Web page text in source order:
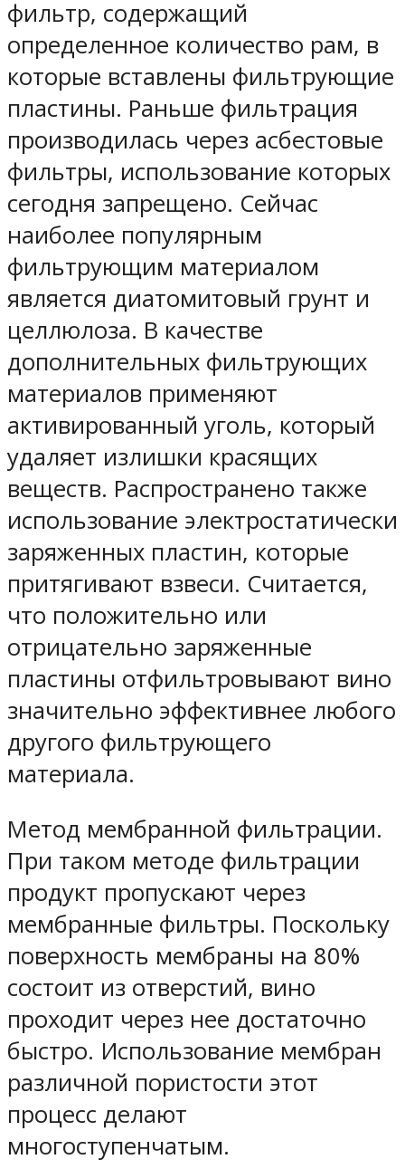
фильтр, содержащий
определенное количество рам, в
которые вставлены фильтрующие
пластины. Раньше фильтрация
производилась через асбестовые
фильтры, использование которых
сегодня запрещено. Сейчас
наиболее популярным
фильтрующим материалом
является диатомитовый грунт и
целлюлоза. В качестве
дополнительных фильтрующих
материалов применяют
активированный уголь, который
удаляет излишки красящих
веществ. Распространено также
использование электростатически
заряженных пластин, которые
притягивают взвеси. Считается,
что положительно или
отрицательно заряженные
пластины отфильтровывают вино
значительно эффективнее любого
другого фильтрующего
материала.
Метод мембранной фильтрации.
При таком методе фильтрации
продукт пропускают через
мембранные фильтры. Поскольку
поверхность мембраны на 80%
состоит из отверстий, вино
проходит через нее достаточно
быстро. Использование мембран
различной пористости этот
процесс делают
многоступенчатым.